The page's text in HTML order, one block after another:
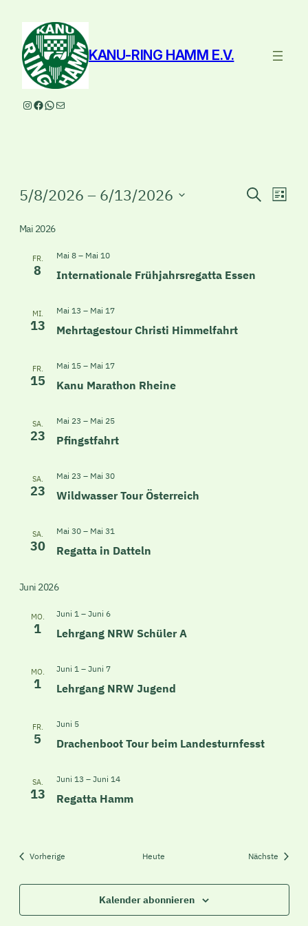
KANU-RING HAMM E.V.
Instagram
Facebook
WhatsApp
E-Mail
Veranstaltungen SucheListe
5/8/2026 – 6/13/2026
wählen.
Mai 2026
FR.
8 Internationale Frühjahrsregatta Essen
Mai 8– Mai 10
MI.
13 Mehrtagestour Christi Himmelfahrt
Mai 13 – Mai 17
FR.
15 Kanu Marathon Rheine
Mai 15– Mai 17
SA.
23 Pfingstfahrt
Mai 23 – Mai 25
SA.
23 Wildwasser Tour Österreich
Mai 23 – Mai 30
SA.
30 Regatta in Datteln
Mai 30– Mai 31
Juni 2026
MO.
1 Lehrgang NRW Schüler A
Juni 1– Juni 6
MO.
1 Lehrgang NRW Jugend
Juni 1– Juni 7
FR.
5 Drachenboot Tour beim Landesturnfesst
Juni 5
SA.
13 Regatta Hamm
Juni 13 – Juni 14
VorherigeVeranstaltungen Heute Nächste
Kalender abonnieren